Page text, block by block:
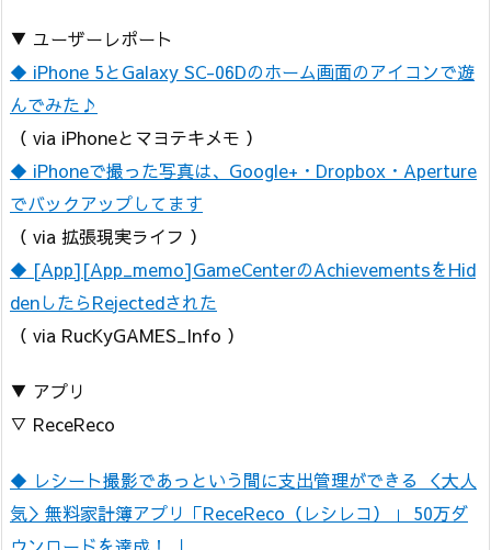
▼ ユーザーレポート
◆ iPhone 5とGalaxy SC-06Dのホーム画面のアイコンで遊
んでみた♪
（ via iPhoneとマヨテキメモ ）
◆ iPhoneで撮った写真は、Google+・Dropbox・Aperture
でバックアップしてます
（ via 拡張現実ライフ ）
◆ [App][App_memo]GameCenterのAchievementsをHid
denしたらRejectedされた
（ via RucKyGAMES_Info ）
▼ アプリ
▽ ReceReco
◆ レシート撮影であっという間に支出管理ができる ＜大人
気＞無料家計簿アプリ「ReceReco（レシレコ）」 50万ダ